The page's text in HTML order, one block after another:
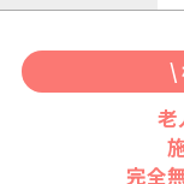
\
老
完全